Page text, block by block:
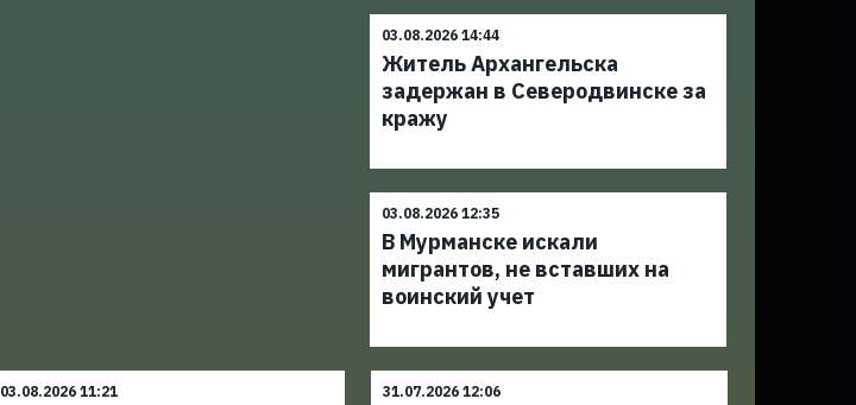
03.08.2026 14:44
Житель Архангельска
задержан в Северодвинске за
кражу
03.08.2026 12:35
В Мурманске искали
мигрантов, не вставших на
воинский учет
03.08.2026 11:21 31.07.2026 12:06